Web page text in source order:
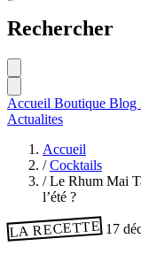
Rechercher
Accueil Boutique Blog
Actualites
Accueil
/ Cocktails
/ Le Rhum Mai
l’été ?
LA RECETTE 17